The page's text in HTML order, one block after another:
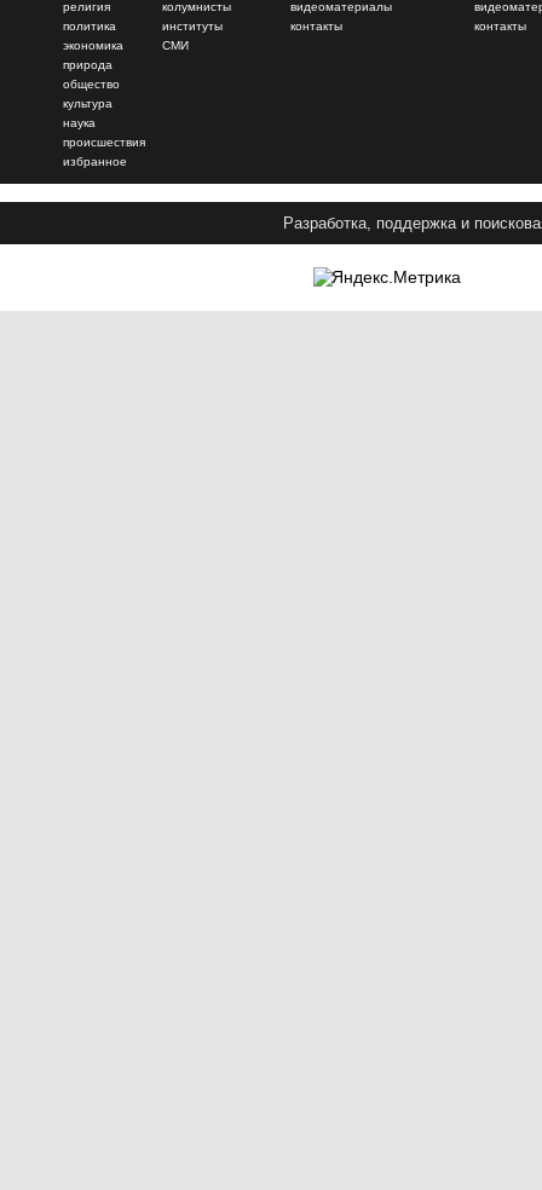
религия
политика
экономика
природа
общество
культура
наука
происшествия
избранное
колумнисты
институты
СМИ
видеоматериалы
контакты
контакты
Разработка, поддержка и